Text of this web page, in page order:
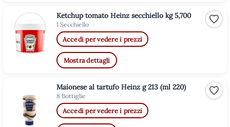
Ketchup tomato Heinz secchiello kg 5,700
1 Secchiello
Accedi per vedere i prezzi
Mostra dettagli
Maionese al tartufo Heinz g 213 (ml 220)
8 Bottiglie
Accedi per vedere i prezzi